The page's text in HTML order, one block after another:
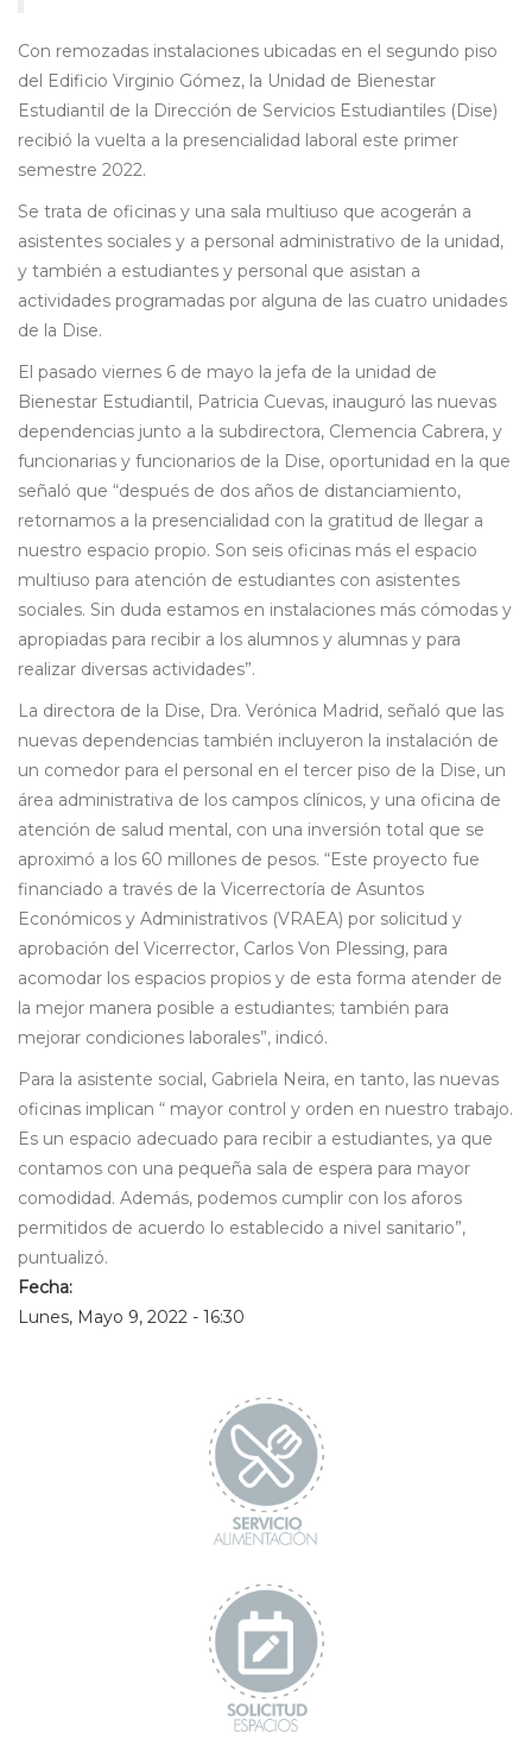
Con remozadas instalaciones ubicadas en el segundo piso
del Edificio Virginio Gómez, la Unidad de Bienestar
Estudiantil de la Dirección de Servicios Estudiantiles (Dise)
recibió la vuelta a la presencialidad laboral este primer
semestre 2022.
Se trata de oficinas y una sala multiuso que acogerán a
asistentes sociales y a personal administrativo de la unidad,
y también a estudiantes y personal que asistan a
actividades programadas por alguna de las cuatro unidades
de la Dise.
El pasado viernes 6 de mayo la jefa de la unidad de
Bienestar Estudiantil, Patricia Cuevas, inauguró las nuevas
dependencias junto a la subdirectora, Clemencia Cabrera, y
funcionarias y funcionarios de la Dise, oportunidad en la que
señaló que “después de dos años de distanciamiento,
retornamos a la presencialidad con la gratitud de llegar a
nuestro espacio propio. Son seis oficinas más el espacio
multiuso para atención de estudiantes con asistentes
sociales. Sin duda estamos en instalaciones más cómodas y
apropiadas para recibir a los alumnos y alumnas y para
realizar diversas actividades”.
La directora de la Dise, Dra. Verónica Madrid, señaló que las
nuevas dependencias también incluyeron la instalación de
un comedor para el personal en el tercer piso de la Dise, un
área administrativa de los campos clínicos, y una oficina de
atención de salud mental, con una inversión total que se
aproximó a los 60 millones de pesos. “Este proyecto fue
financiado a través de la Vicerrectoría de Asuntos
Económicos y Administrativos (VRAEA) por solicitud y
aprobación del Vicerrector, Carlos Von Plessing, para
acomodar los espacios propios y de esta forma atender de
la mejor manera posible a estudiantes; también para
mejorar condiciones laborales”, indicó.
Para la asistente social, Gabriela Neira, en tanto, las nuevas
oficinas implican “ mayor control y orden en nuestro trabajo.
Es un espacio adecuado para recibir a estudiantes, ya que
contamos con una pequeña sala de espera para mayor
comodidad. Además, podemos cumplir con los aforos
permitidos de acuerdo lo establecido a nivel sanitario”,
puntualizó.
Fecha:
Lunes, Mayo 9, 2022 - 16:30